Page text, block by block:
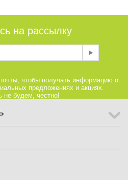
на рассылку
чтобы получать информацию о
предложениях и акциях.
не будем, честно!